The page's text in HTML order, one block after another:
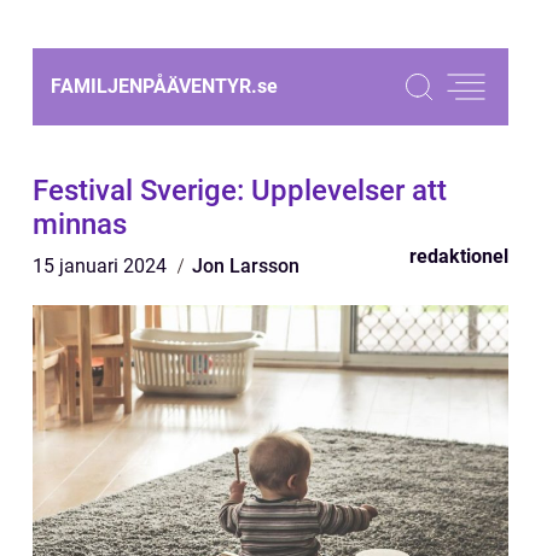
FAMILJENPÅÄVENTYR.se
Festival Sverige: Upplevelser att
minnas
15 januari 2024 Jon Larsson redaktionel